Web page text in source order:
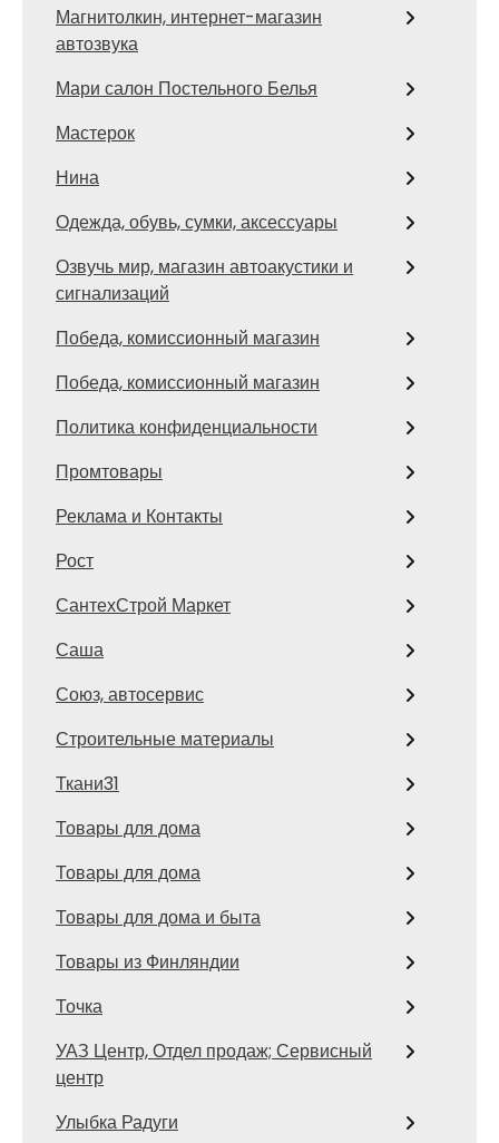
Магнитолкин, интернет-магазин
автозвука
Мари салон Постельного Белья
Мастерок
Нина
Одежда, обувь, сумки, аксессуары
Озвучь мир, магазин автоакустики и
сигнализаций
Победа, комиссионный магазин
Победа, комиссионный магазин
Политика конфиденциальности
Промтовары
Реклама и Контакты
Рост
СантехСтрой Маркет
Саша
Союз, автосервис
Строительные материалы
Ткани31
Товары для дома
Товары для дома
Товары для дома и быта
Товары из Финляндии
Точка
УАЗ Центр, Отдел продаж; Сервисный
центр
Улыбка Радуги